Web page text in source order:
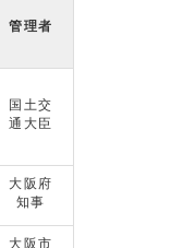
管理者
国土交
通大臣
大阪府
知事
大阪市